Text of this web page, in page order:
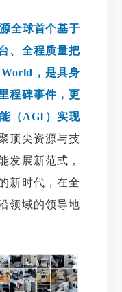
球首个基于
、全程质量把
，是具身
程碑事件，更
（AGI）实现
顶尖资源与技
发展新范式，
新时代，在全
领域的领导地